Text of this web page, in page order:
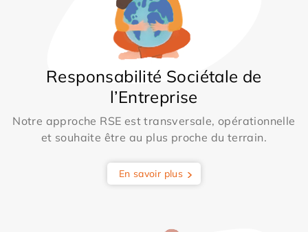
Responsabilité Sociétale de
l’Entreprise
Notre approche RSE est transversale, opérationnelle
et souhaite être au plus proche du terrain.
En savoir plus